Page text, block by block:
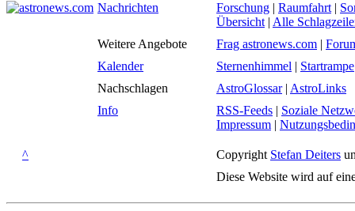
Nachrichten Forschung | Raumfahrt |
Übersicht | Alle
Weitere Angebote
Frag astronews.com |
Kalender
Sternenhimmel | Startrampe
Nachschlagen
AstroGlossar| AstroLinks
Info
RSS-Feeds | Soziale
Impressum |
^ Copyright Stefan Deiters
Diese Website wird auf